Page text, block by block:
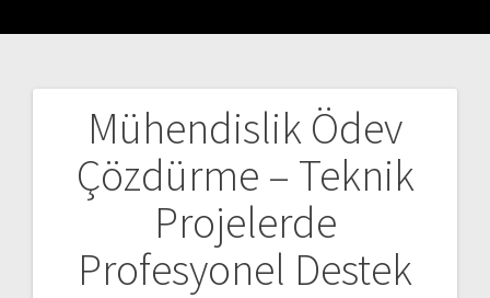
Mühendislik Ödev
Çözdürme – Teknik
Projelerde
Profesyonel Destek
Yazı
gezinmesi